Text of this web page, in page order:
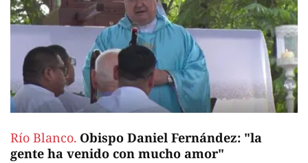
Río Blanco. Obispo Daniel Fernández: "la
gente ha venido con mucho amor"